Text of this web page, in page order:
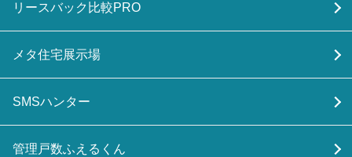
リースバック比較PRO
メタ住宅展示場
SMSハンター
管理戸数ふえるくん